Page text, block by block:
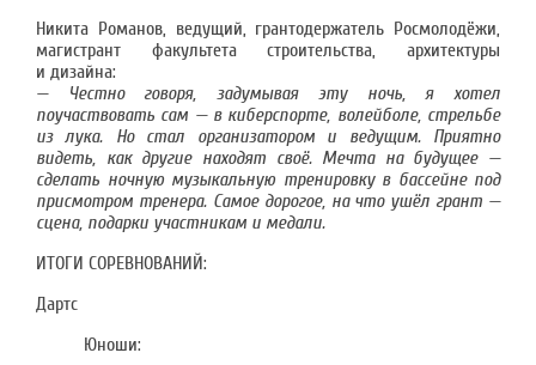
Никита Романов, ведущий, грантодержатель Росмолодёжи,
магистрант факультета строительства, архитектуры
и дизайна:
— Честно говоря, задумывая эту ночь, я хотел
поучаствовать сам — в киберспорте, волейболе, стрельбе
из лука. Но стал организатором и ведущим. Приятно
видеть, как другие находят своё. Мечта на будущее —
сделать ночную музыкальную тренировку в бассейне под
присмотром тренера. Самое дорогое, на что ушёл грант —
сцена, подарки участникам и медали.
ИТОГИ СОРЕВНОВАНИЙ:
Дартс
Юноши: